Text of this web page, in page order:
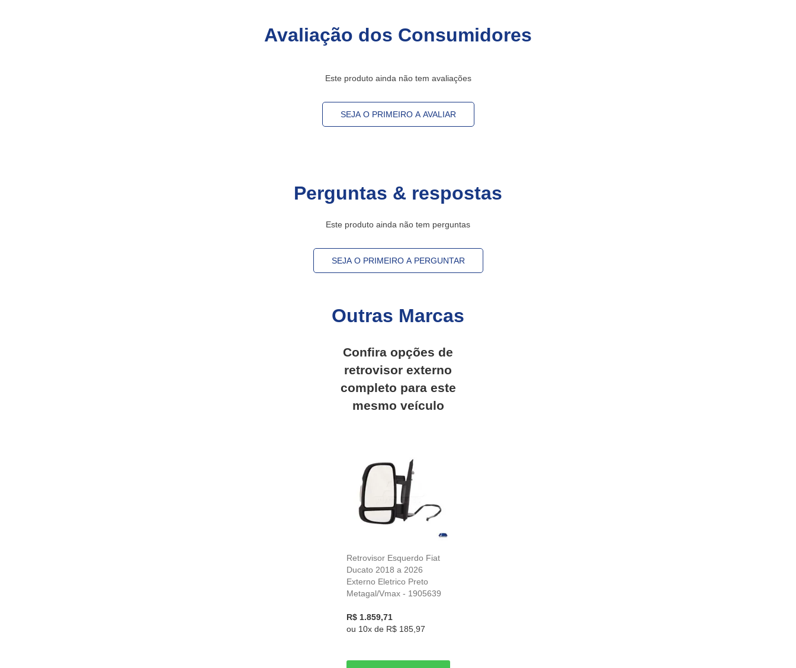
Avaliação dos Consumidores
Este produto ainda não tem avaliações
SEJA O PRIMEIRO A AVALIAR
Perguntas & respostas
Este produto ainda não tem perguntas
SEJA O PRIMEIRO A PERGUNTAR
Outras Marcas
Confira opções de
retrovisor externo
completo para este
mesmo veículo
Retrovisor Esquerdo Fiat
Ducato 2018 a 2026
Externo Eletrico Preto
Metagal/Vmax - 1905639
R$ 1.859,71
ou 10xde R$ 185,97